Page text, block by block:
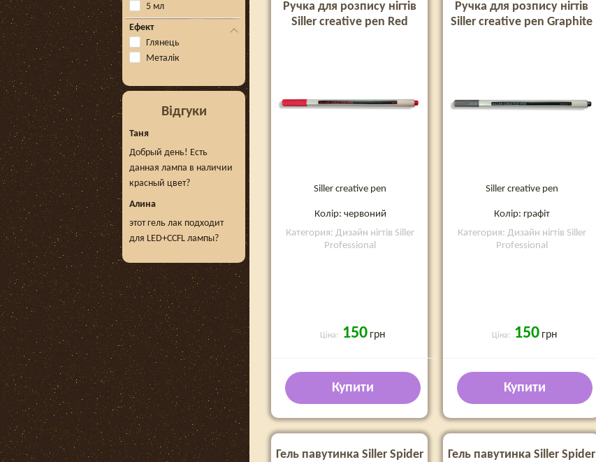
5 мл
Ефект
Глянець
Металік
Відгуки
Таня
Добрый день! Есть
данная лампа в наличии
красный цвет?
Алина
этот гель лак подходит
для LED+CCFL лампы?
Ручка для розпису нігтів
Siller creative pen Red
Siller creative pen
Колір: червоний
Категория: Дизайн нігтів Siller
Professional
Ціна: 150 грн
Купити
Ручка для розпису нігтів
Siller creative pen Graphite
Siller creative pen
Колір: графіт
Категория: Дизайн нігтів Siller
Professional
Ціна: 150 грн
Купити
Гель павутинка Siller Spider
Гель павутинка Siller Spider